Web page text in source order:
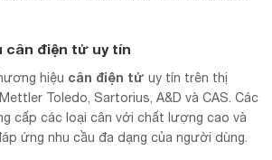
cân điện tử uy tín
hiệu cân điện tử uy tín trên thị
Toledo, Sartorius, A&D và CAS. Các
cấp các loại cân với chất lượng cao và
ứng nhu cầu đa dạng của người dùng.